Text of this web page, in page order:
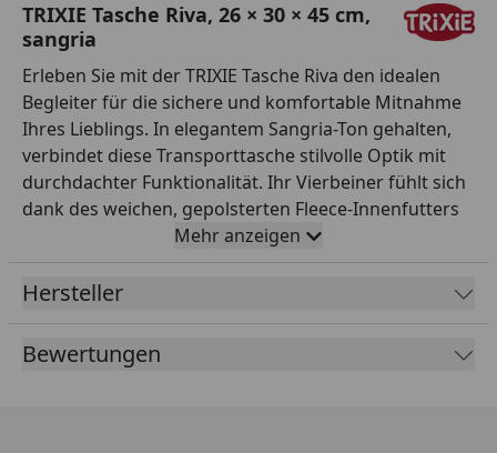
TRIXIE Tasche Riva, 26 × 30 × 45 cm,
sangria
Erleben Sie mit der TRIXIE Tasche Riva den idealen
Begleiter für die sichere und komfortable Mitnahme
Ihres Lieblings. In elegantem Sangria-Ton gehalten,
verbindet diese Transporttasche stilvolle Optik mit
durchdachter Funktionalität. Ihr Vierbeiner fühlt sich
dank des weichen, gepolsterten Fleece-Innenfutters
und großzügiger Netz-Einsätze mit Reißverschluss
stets rundum wohl und gut belüftet. Die integrierte
Kurzleine sorgt dafür, dass Ihr Tier selbst in
Besuch beim Tierarzt, Ausflüge oder Reisen – die
robuste, von oben zu öffnende Tasche bietet mit
Mehr anzeigen
Hersteller
Bewertungen